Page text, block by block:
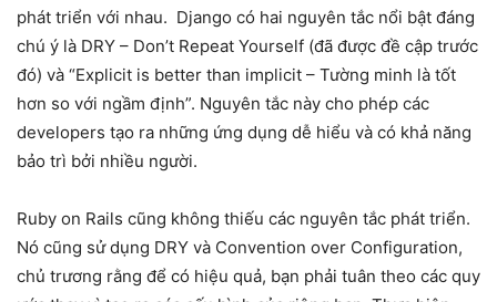
phát triển với nhau. Django có hai nguyên tắc nổi bật đáng
chú ý là DRY – Don’t Repeat Yourself (đã được đề cập trước
đó) và “Explicit is better than implicit – Tường minh là tốt
hơn so với ngầm định”. Nguyên tắc này cho phép các
developers tạo ra những ứng dụng dễ hiểu và có khả năng
bảo trì bởi nhiều người.
Ruby on Rails cũng không thiếu các nguyên tắc phát triển.
Nó cũng sử dụng DRY và Convention over Configuration,
chủ trương rằng để có hiệu quả, bạn phải tuân theo các quy